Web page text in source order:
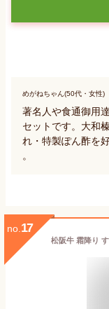
めがねちゃん(50代・女性)
著名人や食通御用
セットです。大和
れ・特製ぽん酢を
。
no. 17